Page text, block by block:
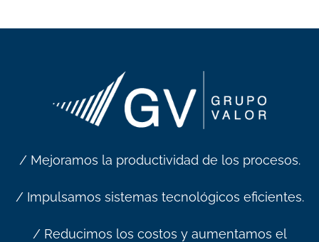
/ Mejoramos la productividad de los procesos.
/ Impulsamos sistemas tecnológicos eficientes.
/ Reducimos los costos y aumentamos el